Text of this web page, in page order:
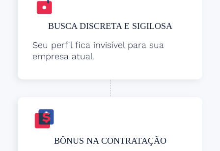
BUSCA DISCRETA E SIGILOSA
Seu perfil fica invisível para sua
empresa atual.
BÔNUS NA CONTRATAÇÃO